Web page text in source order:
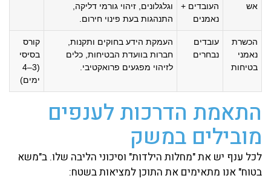
אש
העובדים +
נאמנים
וגלגלונים, זיהוי גורמי דליקה,
התנהגות בעת פינוי חירום.
הכשרת
נאמני
בטיחות
עובדים
נבחרים
העמקת הידע בחוקים ותקנות,
חברות בוועדת הבטיחות, כלים
לזיהוי מפגעים פרואקטיבי.
קורס
בסיסי
(3–4
ימים)
התאמת הדרכות לענפים
מובילים במשק
לכל ענף יש את "מחלות הילדות" וסיכוני הליבה שלו. ב"משא
בטוח" אנו מתאימים את התוכן למציאות בשטח: